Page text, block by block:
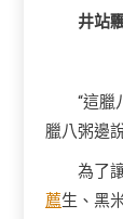
井站
“這臘
臘八粥邊
為了
薦生、黑